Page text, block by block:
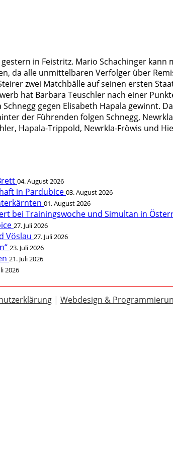
in Feistritz. Mario Schachinger
da alle unmittelbaren Verfolger über
zwei Matchbälle auf seinen ersten
hat Barbara Teuschler nach einer
gegen Elisabeth Hapala gewinnt.
der Führenden folgen Schnegg,
Hapala-Trippold, Newrkla-Fröwis und
04. August 2026
in Pardubice 03. August 2026
01. August 2026
bei Trainingswoche und Simultan in
27. Juli 2026
Vöslau 27. Juli 2026
23. Juli 2026
21. Juli 2026
2026
| Webdesign &